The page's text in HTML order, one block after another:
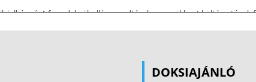
jelképpé. A forradalmi hullám apadtával sem csökkent
értelmes világban keres vigaszt, bízik az emberi ész erejében. Utolsó
DOKSIAJÁNLÓ